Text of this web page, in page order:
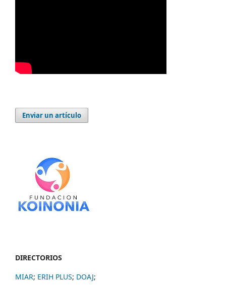
Enviar un artículo
DIRECTORIOS
MIAR; ERIH PLUS; DOAJ;